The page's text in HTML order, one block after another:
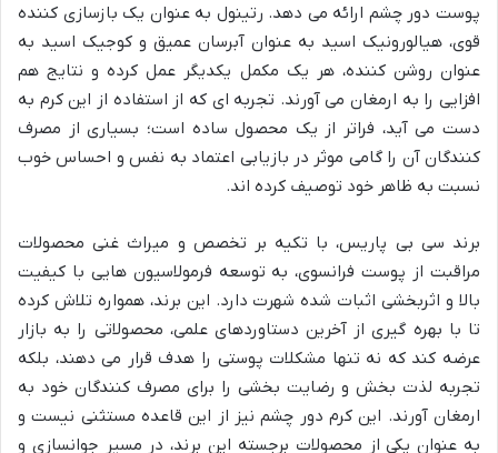
پوست دور چشم ارائه می دهد. رتینول به عنوان یک بازسازی کننده
قوی، هیالورونیک اسید به عنوان آبرسان عمیق و کوجیک اسید به
عنوان روشن کننده، هر یک مکمل یکدیگر عمل کرده و نتایج هم
افزایی را به ارمغان می آورند. تجربه ای که از استفاده از این کرم به
دست می آید، فراتر از یک محصول ساده است؛ بسیاری از مصرف
کنندگان آن را گامی موثر در بازیابی اعتماد به نفس و احساس خوب
نسبت به ظاهر خود توصیف کرده اند.
برند سی بی پاریس، با تکیه بر تخصص و میراث غنی محصولات
مراقبت از پوست فرانسوی، به توسعه فرمولاسیون هایی با کیفیت
بالا و اثربخشی اثبات شده شهرت دارد. این برند، همواره تلاش کرده
تا با بهره گیری از آخرین دستاوردهای علمی، محصولاتی را به بازار
عرضه کند که نه تنها مشکلات پوستی را هدف قرار می دهند، بلکه
تجربه لذت بخش و رضایت بخشی را برای مصرف کنندگان خود به
ارمغان آورند. این کرم دور چشم نیز از این قاعده مستثنی نیست و
به عنوان یکی از محصولات برجسته این برند، در مسیر جوانسازی و